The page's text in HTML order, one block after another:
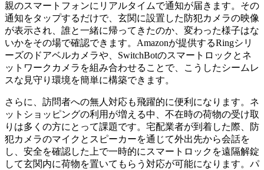
親のスマートフォンにリアルタイムで通知が届きます。その
通知をタップするだけで、玄関に設置した防犯カメラの映像
が表示され、誰と一緒に帰ってきたのか、変わった様子はな
いかをその場で確認できます。Amazonが提供するRingシリ
ーズのドアベルカメラや、SwitchBotのスマートロックとネ
ットワークカメラを組み合わせることで、こうしたシームレ
スな見守り環境を簡単に構築できます。
さらに、訪問者への無人対応も飛躍的に便利になります。ネ
ットショッピングの利用が増える中、不在時の荷物の受け取
りは多くの方にとって課題です。宅配業者が到着した際、防
犯カメラのマイクとスピーカーを通じて外出先から会話を
し、安全を確認した上で一時的にスマートロックを遠隔解錠
して玄関内に荷物を置いてもらう対応が可能になります。パ